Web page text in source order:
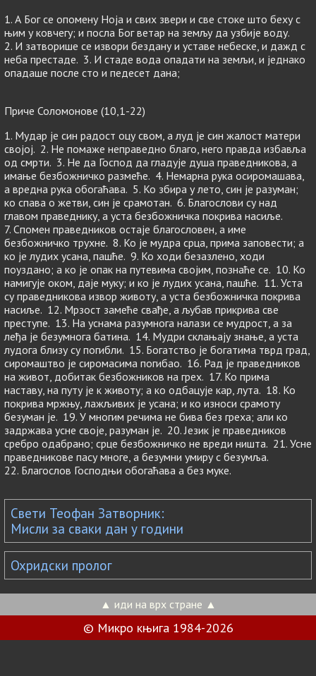
1. А Бог се опомену Ноја и свих звери и све стоке што беху с
њим у ковчегу; и посла Бог ветар на земљу да узбије воду.
2. И затворише се извори бездану и уставе небеске, и дажд с
неба престаде. 3. И стаде вода опадати на земљи, и једнако
опадаше после сто и педесет дана;
Приче Соломонове (10,1-22)
1. Мудар је син радост оцу свом, а луд је син жалост матери
својој. 2. Не помаже неправедно благо, него правда избавља
од смрти. 3. Не да Господ да гладује душа праведникова, а
имање безбожничко размеће. 4. Немарна рука осиромашава,
а вредна рука обогаћава. 5. Ко збира у лето, син је разуман;
ко спава о жетви, син је срамотан. 6. Благослови су над
главом праведнику, а уста безбожничка покрива насиље.
7. Спомен праведников остаје благословен, а име
безбожничко трухне. 8. Ко је мудра срца, прима заповести; а
ко је лудих усана, пашће. 9. Ко ходи безазлено, ходи
поуздано; а ко је опак на путевима својим, познаће се. 10. Ко
намигује оком, даје муку; и ко је лудих усана, пашће. 11. Уста
су праведникова извор животу, а уста безбожничка покрива
насиље. 12. Мрзост замеће свађе, а љубав прикрива све
преступе. 13. На уснама разумнога налази се мудрост, а за
леђа је безумнога батина. 14. Мудри склањају знање, а уста
лудога близу су погибли. 15. Богатство је богатима тврд град,
сиромаштво је сиромасима погибао. 16. Рад је праведников
на живот, добитак безбожников на грех. 17. Ко прима
наставу, на путу је к животу; а ко одбацује кар, лута. 18. Ко
покрива мржњу, лажљивих је усана; и ко износи срамоту
безуман је. 19. У многим речима не бива без греха; али ко
задржава усне своје, разуман је. 20. Језик је праведников
сребро одабрано; срце безбожничко не вреди ништа. 21. Усне
праведникове пасу многе, а безумни умиру с безумља.
22. Благослов Господњи обогаћава а без муке.
Свети Теофан Затворник:
Мисли за сваки дан у години
Охридски пролог
▲ иди на врх стране ▲
© Микро књига 1984-2026